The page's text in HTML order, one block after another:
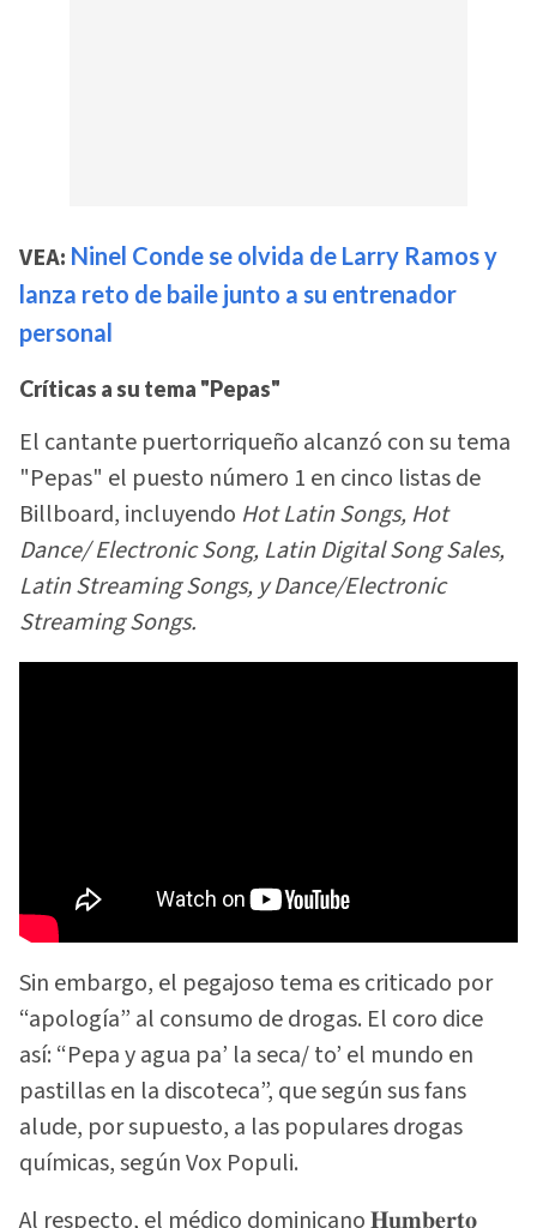
VEA: Ninel Conde se olvida de Larry Ramos y
lanza reto de baile junto a su entrenador
personal
Críticas a su tema "Pepas"
El cantante puertorriqueño alcanzó con su tema
"Pepas" el puesto número 1 en cinco listas de
Billboard, incluyendo Hot Latin Songs, Hot
Dance/ Electronic Song, Latin Digital Song Sales,
Latin Streaming Songs, y Dance/Electronic
Streaming Songs.
Sin embargo, el pegajoso tema es criticado por
“apología” al consumo de drogas. El coro dice
así: “Pepa y agua pa’ la seca/ to’ el mundo en
pastillas en la discoteca”, que según sus fans
alude, por supuesto, a las populares drogas
químicas, según Vox Populi.
Al respecto, el médico dominicano 𝐇𝐮𝐦𝐛𝐞𝐫𝐭𝐨